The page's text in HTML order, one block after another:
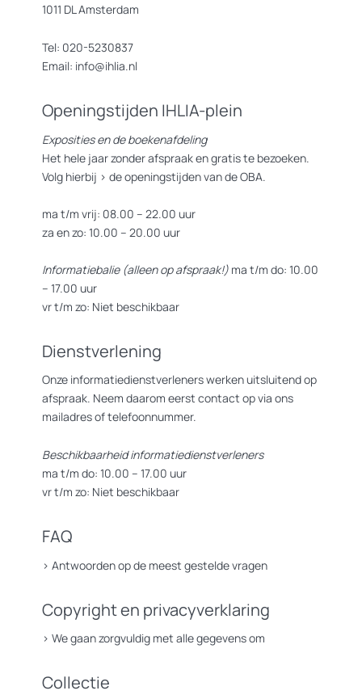
1011 DL Amsterdam
Tel: 020-5230837
Email: info@ihlia.nl
Openingstijden IHLIA-plein
Exposities en de boekenafdeling
Het hele jaar zonder afspraak en gratis te bezoeken.
Volg hierbij > de openingstijden van de OBA.
ma t/m vrij: 08.00 – 22.00 uur
za en zo: 10.00 – 20.00 uur
Informatiebalie (alleen op afspraak!) ma t/m do: 10.00
– 17.00 uur
vr t/m zo: Niet beschikbaar
Dienstverlening
Onze informatiedienstverleners werken uitsluitend op
afspraak. Neem daarom eerst contact op via ons
mailadres of telefoonnummer.
Beschikbaarheid informatiedienstverleners
ma t/m do: 10.00 – 17.00 uur
vr t/m zo: Niet beschikbaar
FAQ
> Antwoorden op de meest gestelde vragen
Copyright en privacyverklaring
> We gaan zorgvuldig met alle gegevens om
Collectie